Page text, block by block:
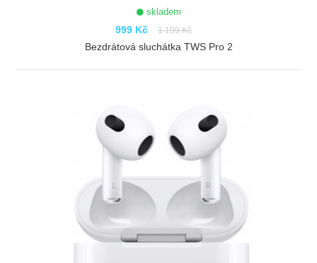
skladem
999 Kč 1 199 Kč
Bezdrátová sluchátka TWS Pro 2